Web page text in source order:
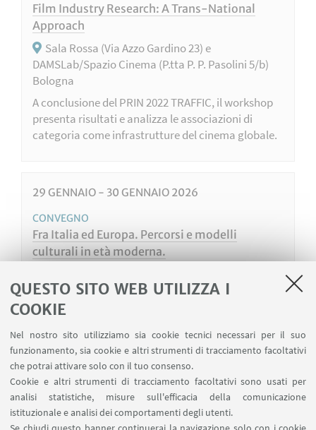
QUESTO SITO WEB UTILIZZA I
COOKIE
Nel nostro sito utilizziamo sia cookie tecnici necessari per il suo
funzionamento, sia cookie e altri strumenti di tracciamento facoltativi
che potrai attivare solo con il tuo consenso.
Cookie e altri strumenti di tracciamento facoltativi sono usati per
analisi statistiche, misure sull'efficacia della comunicazione
istituzionale e analisi dei comportamenti degli utenti.
Film Industry Research: A Trans-National
Approach
Sala Rossa (Via Azzo Gardino 23) e
DAMSLab/Spazio Cinema (P.tta P. P. Pasolini 5/b)
Bologna
A conclusione del PRIN 2022 TRAFFIC, il workshop
presenta risultati e analizza le associazioni di
categoria come infrastrutture del cinema globale.
29 GENNAIO - 30 GENNAIO 2026
CONVEGNO
Fra Italia ed Europa. Percorsi e modelli
culturali in età moderna.
Bologna
Convegno PRIN 2022 sulla circolazione europea di
temi filosofici, religiosi e politici della cultura
italiana tra tardo Rinascimento e prima età
moderna.